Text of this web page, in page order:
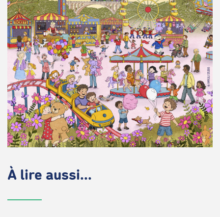
À lire aussi...